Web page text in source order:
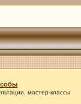
мастер-классы